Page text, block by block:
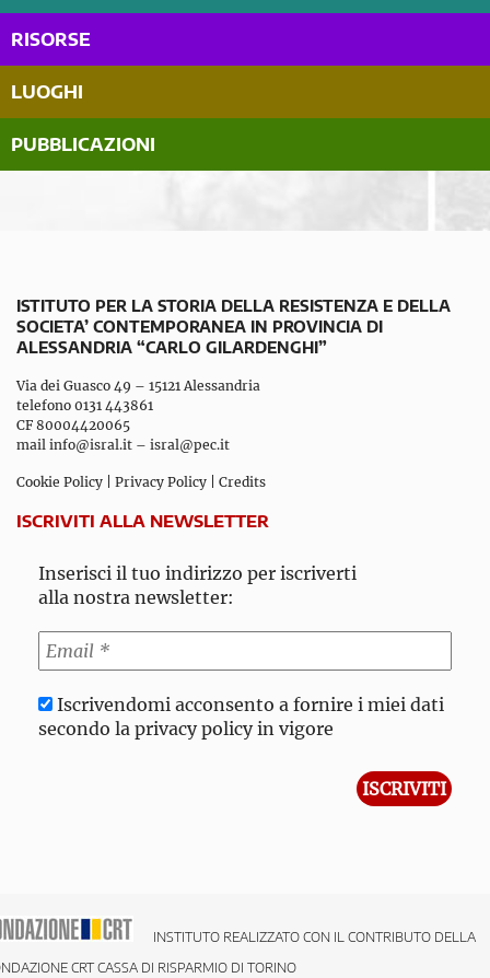
RISORSE
LUOGHI
PUBBLICAZIONI
ISTITUTO PER LA STORIA DELLA RESISTENZA E DELLA
SOCIETA’ CONTEMPORANEA IN PROVINCIA DI
ALESSANDRIA “CARLO GILARDENGHI”
Via dei Guasco 49 – 15121 Alessandria
telefono 0131 443861
CF 80004420065
mail info@isral.it – isral@pec.it
Cookie Policy Privacy Policy Credits
ISCRIVITI ALLA NEWSLETTER
Inserisci il tuo indirizzo per iscriverti
alla nostra newsletter:
Iscrivendomi acconsento a fornire i miei dati
secondo la privacy policy in vigore
INSTITUTO REALIZZATO CON IL CONTRIBUTO DELLA
CRT CASSA DI RISPARMIO DI TORINO